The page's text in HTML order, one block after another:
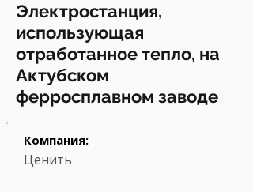
Электростанция,
использующая
отработанное тепло, на
Актубском
ферросплавном заводе
Компания:
Ценить